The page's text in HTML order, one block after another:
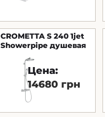
CROMETTA S 240 1jet
Showerpipe душевая
термостатом, хром
Цена:
14680 грн